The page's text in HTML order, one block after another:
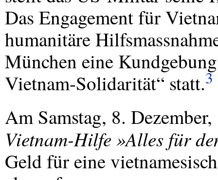
Das Engagement für
humanitäre
München eine
Vietnam-Solidarität“ statt.3
Am Samstag, 8.
Vietnam-Hilfe »Alles für
Geld für eine